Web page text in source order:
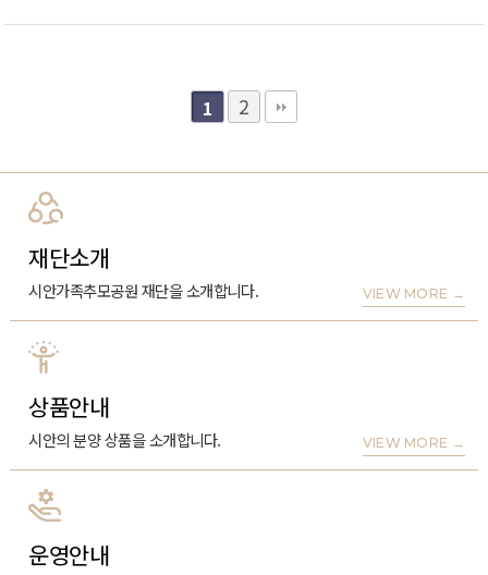
1 2
재단소개
시안가족추모공원 재단을 소개합니다. VIEW MORE →
상품안내
시안의 분양 상품을 소개합니다. VIEW MORE →
운영안내